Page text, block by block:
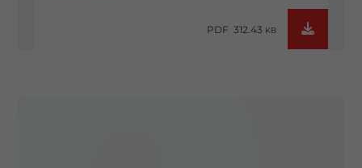
PDF 312.43 KB